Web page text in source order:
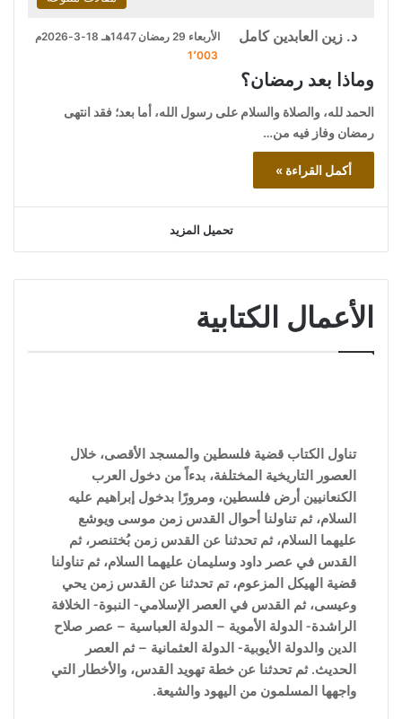
د. زين العابدين كامل
الأربعاء 29 رمضان 1447هـ 18-3-2026م
1٬003
وماذا بعد رمضان؟
الحمد لله، والصلاة والسلام على رسول الله، أما بعد؛ فقد انتهى
رمضان وفاز فيه من…
أكمل القراءة »
تحميل المزيد
الأعمال الكتابية
تناول الكتاب قضية فلسطين والمسجد الأقصى، خلال
العصور التاريخية المختلفة، بدءاً من دخول العرب
الكنعانيين أرض فلسطين، ومرورًا بدخول إبراهيم عليه
السلام، ثم تناولنا أحوال القدس زمن موسى ويوشع
عليهما السلام، ثم تحدثنا عن القدس زمن بُختنصر، ثم
القدس في عصر داود وسليمان عليهما السلام، ثم تناولنا
قضية الهيكل المزعوم، تم تحدثنا عن القدس زمن يحي
وعيسى، ثم القدس في العصر الإسلامي- النبوة- الخلافة
الراشدة- الدولة الأموية – الدولة العباسية – عصر صلاح
الدين والدولة الأيوبية- الدولة العثمانية – ثم العصر
الحديث. ثم تحدثنا عن خطة تهويد القدس، والأخطار التي
واجهها المسلمون من اليهود والشيعة.